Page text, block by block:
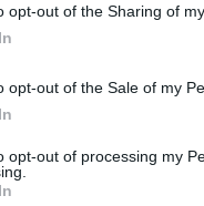
opt-out of the Sharing of
opt-out of the Sale of my
opt-out of processing my
θα συνεχίσει, με
μίας συνετής
μίας
και την
θέσεις εργασίας